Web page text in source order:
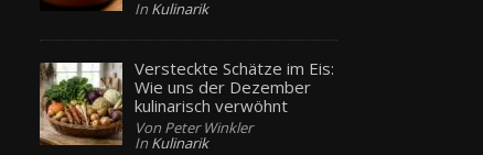
In Kulinarik
Versteckte Schätze im Eis:
Wie uns der Dezember
kulinarisch verwöhnt
Von Peter Winkler
In Kulinarik